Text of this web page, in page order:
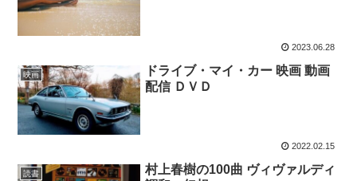
2023.06.28
映画
ドライブ・マイ・カー 映画 動画
配信 ＤＶＤ
2022.02.15
読書
村上春樹の100曲 ヴィヴァルディ